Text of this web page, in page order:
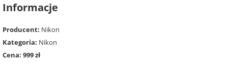
Informacje
Producent: Nikon
Kategoria: Nikon
Cena: 999 zł